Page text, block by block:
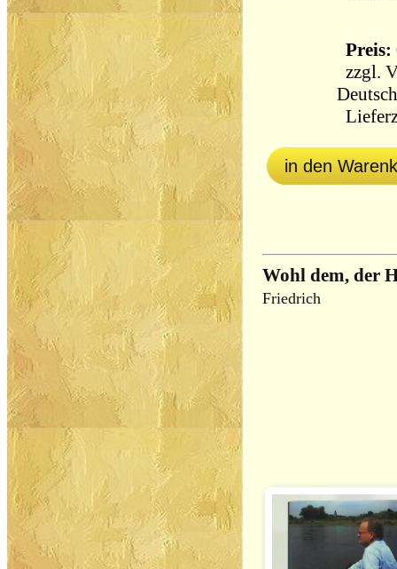
Preis:
zzgl.
in den
Wohl dem, der
Friedrich